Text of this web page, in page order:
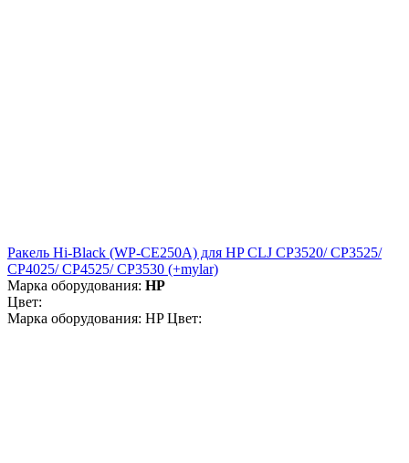
Ракель Hi-Black (WP-CE250A) для HP CLJ CP3520/ CP3525/
CP4025/ CP4525/ CP3530 (+mylar)
Марка оборудования: HP
Цвет:
Марка оборудования: HP Цвет: